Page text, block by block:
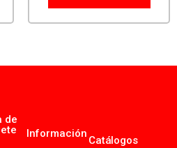
de
Información
Catálogos